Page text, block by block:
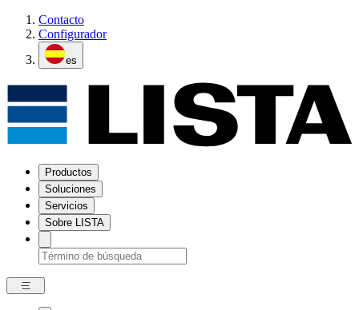
Contacto
Configurador
es
Productos
Soluciones
Servicios
Sobre LISTA